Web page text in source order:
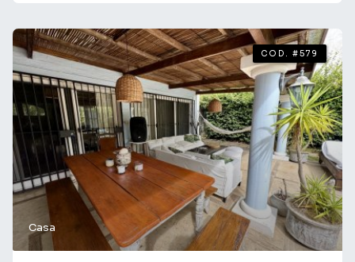
dormitorios, desarrollada en dos plantas. Patio con
terreno de 450m2 . Consulta con nuestros asesores para
obtener más información y coordinar una visita. Te
acompañamos en el camino a encontrar lo que buscas! ¡Tu
futuro comienza aquí!
Casa
COD. #579